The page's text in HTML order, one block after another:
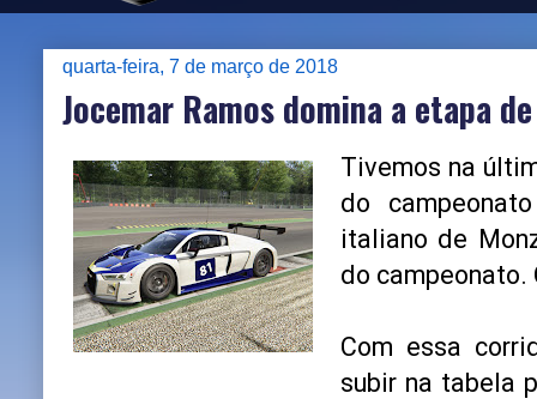
quarta-feira, 7 de março de 2018
Jocemar Ramos domina a etapa
Tivemos na
do
italiano de
do campeonato.
Com essa
subir na tabela